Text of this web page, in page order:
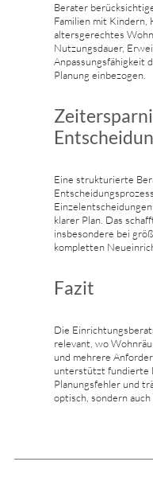
Berater
Familien mit
altersgerechtes
Nutzungsdauer,
Anpassungsfähigkeit
Planung einbezogen.
Eine strukturierte
klarer Plan. Das
insbesondere bei
kompletten
Fazit
Die
relevant, wo
und mehrere
unterstützt fundierte
Planungsfehler und
optisch, sondern